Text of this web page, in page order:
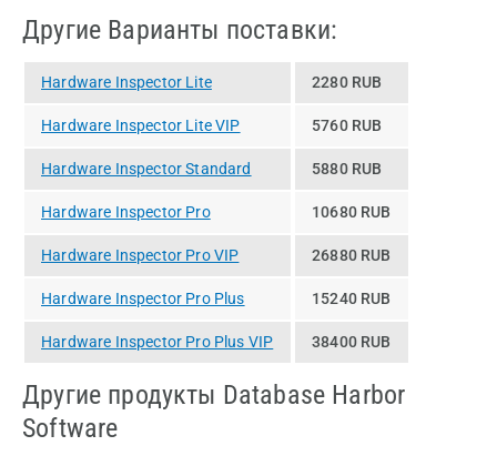
Другие Варианты поставки:
Hardware Inspector Lite 2280 RUB
Hardware Inspector Lite VIP 5760 RUB
Hardware Inspector Standard 5880 RUB
Hardware Inspector Pro 10680 RUB
Hardware Inspector Pro VIP 26880 RUB
Hardware Inspector Pro Plus 15240 RUB
Hardware Inspector Pro Plus VIP 38400 RUB
Другие продукты Database Harbor
Software